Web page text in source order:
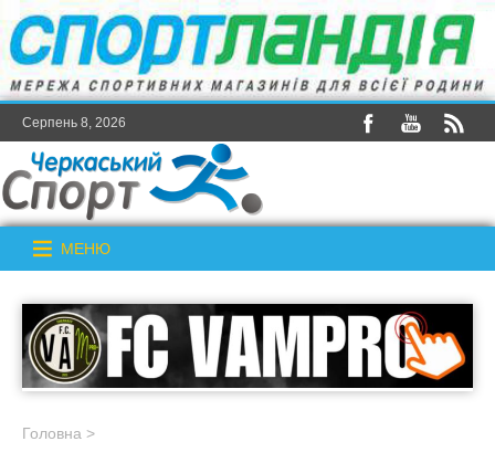
Серпень 8, 2026
МЕНЮ
Головна >